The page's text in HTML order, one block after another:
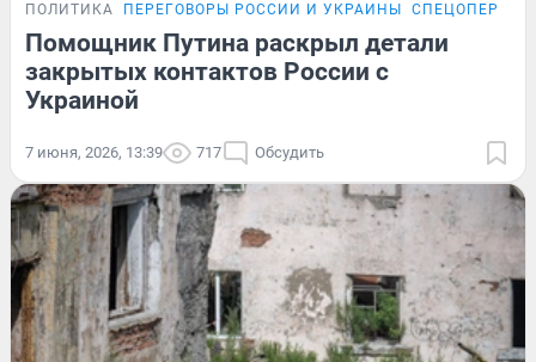
ПОЛИТИКА ПЕРЕГОВОРЫ РОССИИ И УКРАИНЫ
Помощник Путина раскрыл детали
закрытых контактов России с
Украиной
7 июня, 2026, 13:39 717 Обсудить